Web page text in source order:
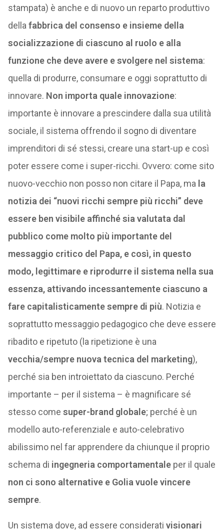
stampata) è anche e di nuovo un reparto produttivo
della fabbrica del consenso e insieme della
socializzazione di ciascuno al ruolo e alla
funzione che deve avere e svolgere nel sistema:
quella di produrre, consumare e oggi soprattutto di
innovare. Non importa quale innovazione:
importante è innovare a prescindere dalla sua utilità
sociale, il sistema offrendo il sogno di diventare
imprenditori di sé stessi, creare una start-up e così
poter essere come i super-ricchi. Ovvero: come sito
nuovo-vecchio non posso non citare il Papa, ma la
notizia dei “nuovi ricchi sempre più ricchi” deve
essere ben visibile affinché sia valutata dal
pubblico come molto più importante del
messaggio critico del Papa, e così, in questo
modo, legittimare e riprodurre il sistema nella sua
essenza, attivando incessantemente ciascuno a
fare capitalisticamente sempre di più. Notizia e
soprattutto messaggio pedagogico che deve essere
ribadito e ripetuto (la ripetizione è una
vecchia/sempre nuova tecnica del marketing),
perché sia ben introiettato da ciascuno. Perché
importante – per il sistema – è magnificare sé
stesso come super-brand globale; perché è un
modello auto-referenziale e auto-celebrativo
abilissimo nel far apprendere da chiunque il proprio
schema di ingegneria comportamentaleper il quale
non ci sono alternative e Golia vuole vincere
sempre.
Un sistema dove, ad essere considerati visionari